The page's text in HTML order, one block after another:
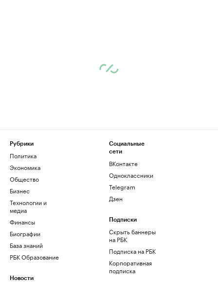
Рубрики
Политика
Экономика
Общество
Бизнес
Технологии и
медиа
Финансы
Биографии
База знаний
РБК Образование
Новости
Социальные
сети
ВКонтакте
Одноклассники
Telegram
Дзен
Подписки
Скрыть баннеры
на РБК
Подписка на РБК
Корпоративная
подписка